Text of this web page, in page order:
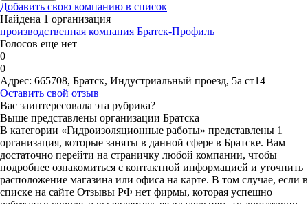
Добавить свою компанию в список
Найдена 1 организация
производственная компания Братск-Профиль
Голосов еще нет
0
0
Адрес: 665708, Братск, Индустриальный проезд, 5а ст14
Оставить свой отзыв
Вас заинтересовала эта рубрика?
Выше представлены организации Братска
В категории «Гидроизоляционные работы» представлены 1
организация, которые заняты в данной сфере в Братске. Вам
достаточно перейти на страничку любой компании, чтобы
подробнее ознакомиться с контактной информацией и уточнить
расположение магазина или офиса на карте. В том случае, если в
списке на сайте Отзывы РФ нет фирмы, которая успешно